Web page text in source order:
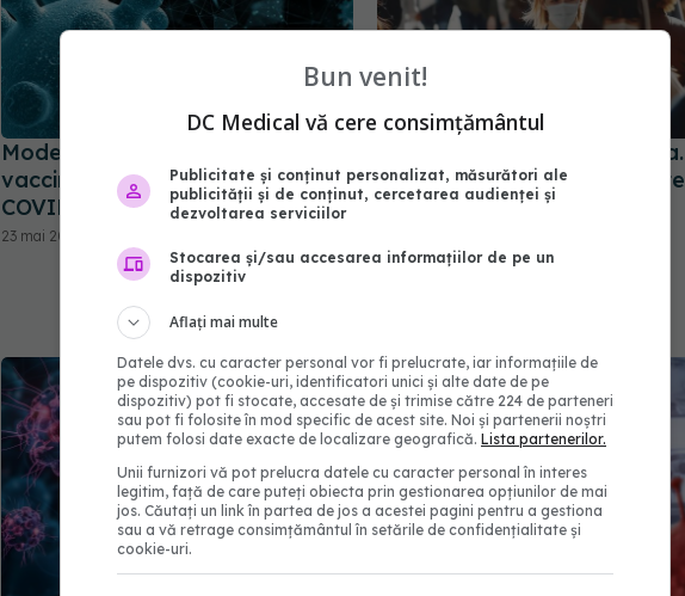
Moderna retrage aprobarea
vaccinului combinat gripă -
COVID
23 mai 2025, 12:33
Alertă COVID-19 în România.
4.846 de cazuri noi raportate
într-o singură săptămână
Bun venit!
DC Medical vă cere consimțământul
Publicitate și conținut personalizat, măsurători ale
publicității și de conținut, cercetarea audienței și
dezvoltarea serviciilor
Stocarea și/sau accesarea informațiilor de pe un
dispozitiv
Aflați mai multe
Datele dvs. cu caracter personal vor fi prelucrate, iar informațiile de
pe dispozitiv (cookie-uri, identificatori unici și alte date de pe
dispozitiv) pot fi stocate, accesate de și trimise către 224 de parteneri
sau pot fi folosite în mod specific de acest site. Noi și partenerii noștri
putem folosi date exacte de localizare geografică. Lista partenerilor.
Unii furnizori vă pot prelucra datele cu caracter personal în interes
legitim, față de care puteți obiecta prin gestionarea opțiunilor de mai
jos. Căutați un link în partea de jos a acestei pagini pentru a gestiona
sau a vă retrage consimțământul în setările de confidențialitate și
cookie-uri.